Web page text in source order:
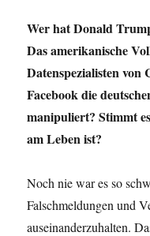
Wer hat Donald
Das amerikanische
Datenspezialisten
Facebook die
manipuliert? Stimmt
am Leben ist?
Noch nie war es so
Falschmeldungen und
auseinanderzuhalten.